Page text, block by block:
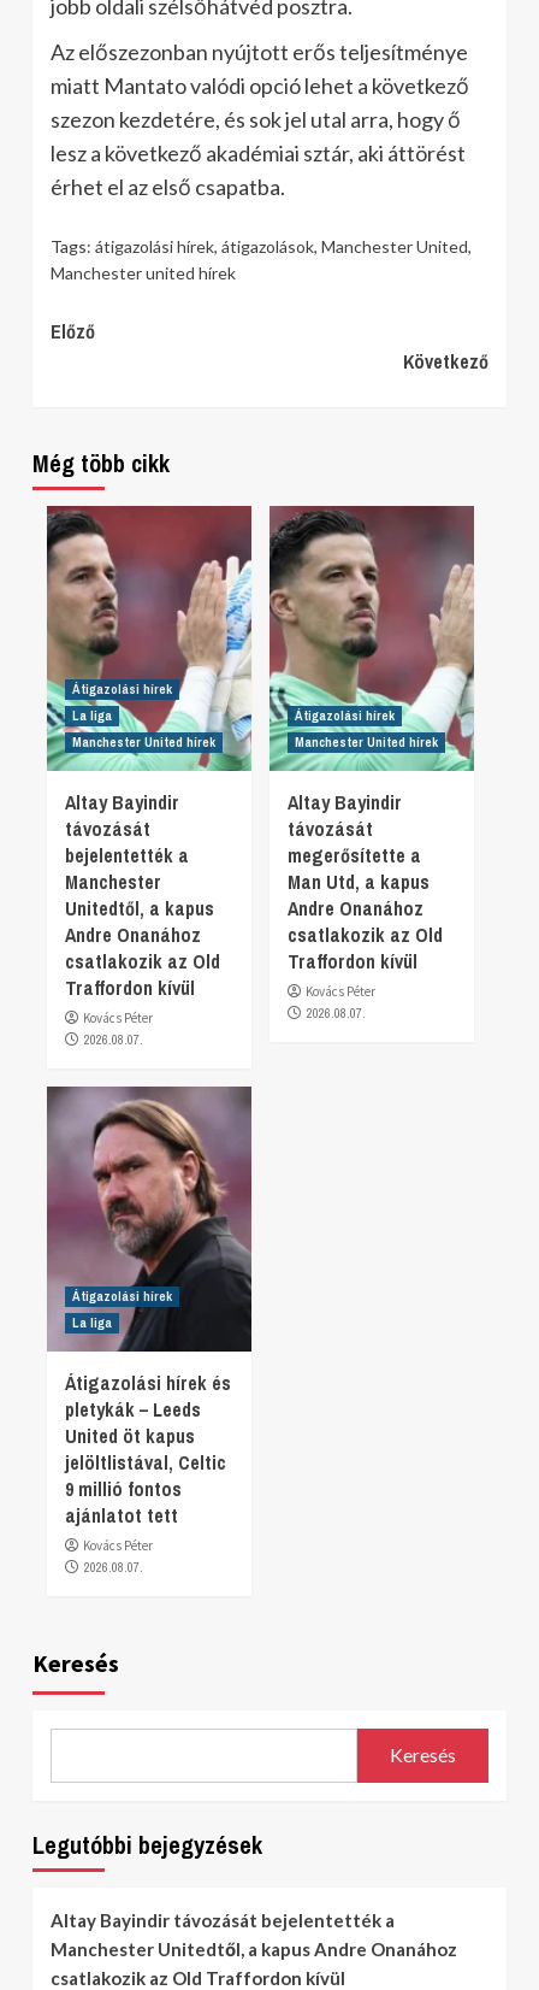
jobb oldali szélsőhátvéd posztra.
Az előszezonban nyújtott erős teljesítménye
miatt Mantato valódi opció lehet a következő
szezon kezdetére, és sok jel utal arra, hogy ő
lesz a következő akadémiai sztár, aki áttörést
érhet el az első csapatba.
Tags: átigazolási hírek, átigazolások, Manchester United,
Manchester united hírek
Continue
Előző
Következő
Még több cikk
Átigazolási hírek
La liga
Manchester United hírek
Altay Bayindir
távozását
bejelentették a
Manchester
Unitedtől, a kapus
Andre Onanához
csatlakozik az Old
Traffordon kívül
Kovács Péter
2026.08.07.
Átigazolási hírek
Manchester United hírek
Altay Bayindir
távozását
megerősítette a
Man Utd, a kapus
Andre Onanához
csatlakozik az Old
Traffordon kívül
Kovács Péter
2026.08.07.
Átigazolási hírek
La liga
Átigazolási hírek és
pletykák – Leeds
United öt kapus
jelöltlistával, Celtic
9 millió fontos
ajánlatot tett
Kovács Péter
2026.08.07.
Keresés
Keresés
Legutóbbi bejegyzések
Altay Bayindir távozását bejelentették a
Manchester Unitedtől, a kapus Andre Onanához
csatlakozik az Old Traffordon kívül